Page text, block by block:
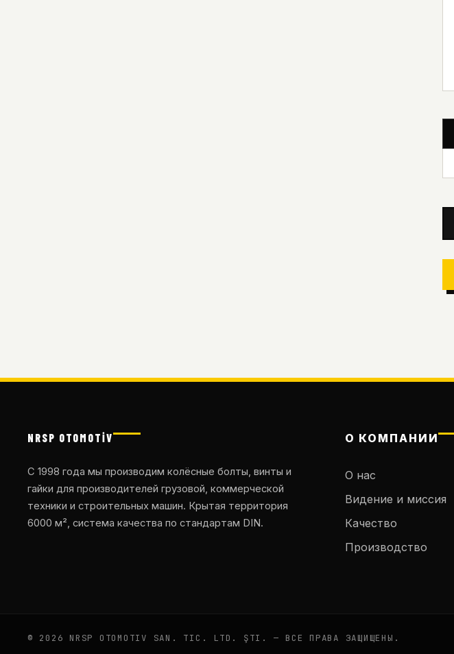
NRSP OTOMOTİV
С 1998 года мы производим колёсные болты, винты и
гайки для производителей грузовой, коммерческой
техники и строительных машин. Крытая территория
6000 м², система качества по стандартам DIN.
О КОМПАНИИ
О нас
Видение и миссия
Качество
Производство
© 2026 NRSP OTOMOTIV SAN. TIC. LTD. ŞTI. — ВСЕ ПРАВА ЗАЩИЩЕНЫ.